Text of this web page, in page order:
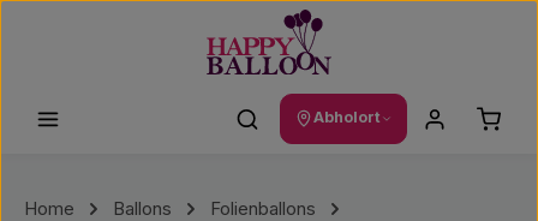
Abholort
Home Ballons
Folienballons